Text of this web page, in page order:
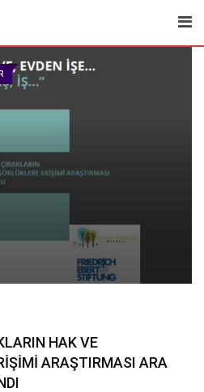
HAK VE
ARAŞTIRMASI ARA